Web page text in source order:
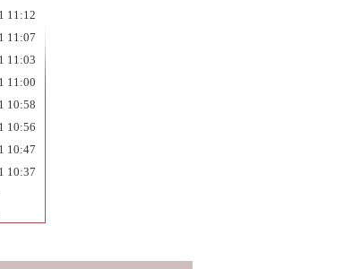
11:12
11:07
11:03
11:00
10:58
10:56
10:47
10:37